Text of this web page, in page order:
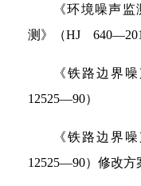
《环境噪声
测》（HJ
《铁路边界
12525—90）
《铁路边界
12525—90）修改方